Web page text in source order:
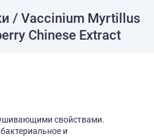
/ Vaccinium Myrtillus
Chinese Extract
свойствами.
и